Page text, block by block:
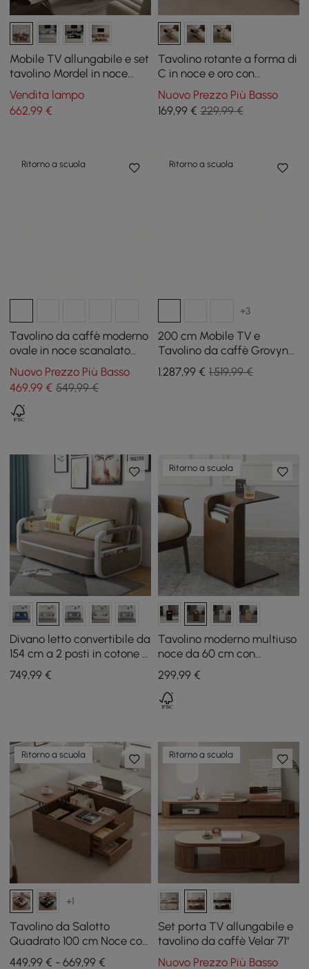
Mobile TV allungabile e set
tavolino Mordel in noce
lucido
Vendita lampo
662,99 €
Tavolino rotante a forma di
C in noce e oro con
contenitore
Nuovo Prezzo Più Basso
169,99€ 229,99 €
Ritorno a scuola
Tavolino da caffè moderno
ovale in noce scanalato
regolabile in altezza, 120
cm
Nuovo Prezzo Più Basso
469,99 € 549,99 €
Ritorno a scuola
+3
200 cm Mobile TV e
Tavolino da caffè Grovyn
con funzione a nido d'ape
1.287,99€ 1.519,99 €
Divano letto convertibile da
154 cm a 2 posti in cotone e
lino con contenitore
749,99 €
Ritorno a scuola
Tavolino moderno multiuso
noce da 60 cm con
portariviste
299,99€
Ritorno a scuola
+1
Tavolino da Salotto
Quadrato 100 cm Noce con
Piano Sollevabile e
449,99 € - 669,99 €
Ritorno a scuola
Set porta TV allungabile e
tavolino da caffè Velar 71"
Nuovo Prezzo Più Basso